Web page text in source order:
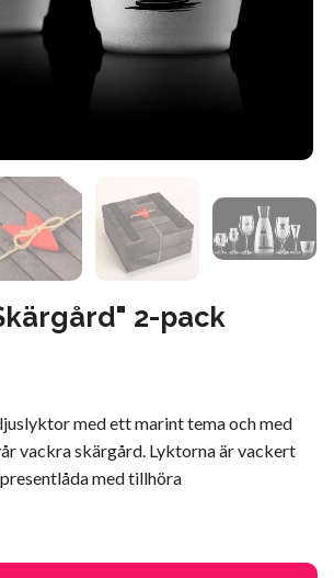
2-pack
med ett marint tema och med
vackra skärgård. Lyktorna är vackert
med tillhöra